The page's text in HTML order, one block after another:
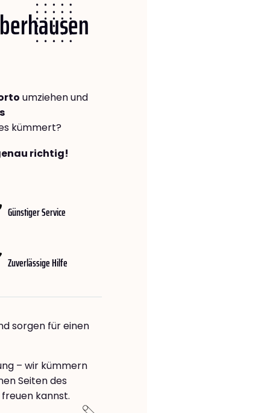
umziehen und
kümmert?
richtig!
Günstiger Service
Zuverlässige Hilfe
sorgen für einen
– wir kümmern
Seiten des
freuen kannst.